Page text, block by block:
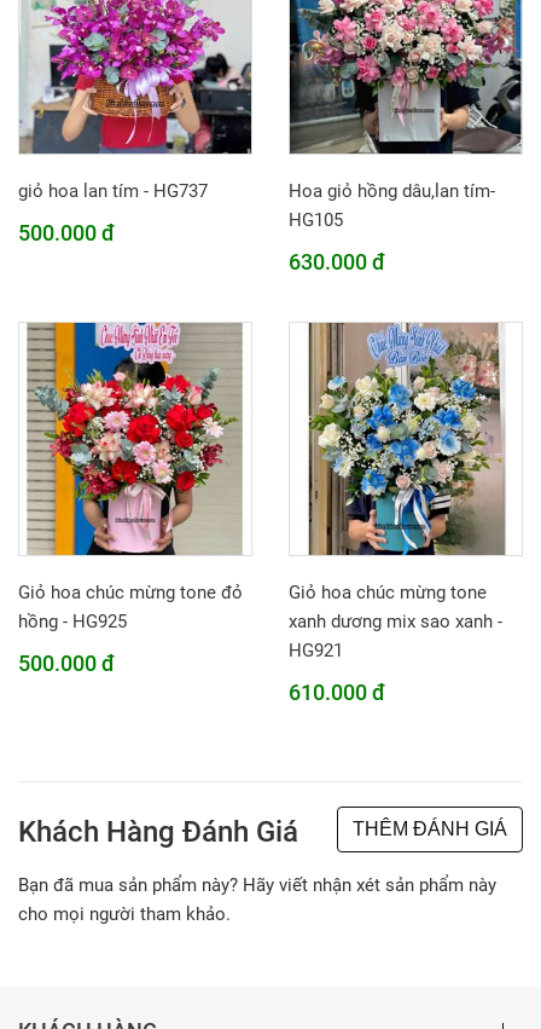
giỏ hoa lan tím - HG737
500.000 đ
Hoa giỏ hồng dâu,lan tím-
HG105
630.000 đ
Giỏ hoa chúc mừng tone đỏ
hồng - HG925
500.000 đ
Giỏ hoa chúc mừng tone
xanh dương mix sao xanh -
HG921
610.000 đ
Khách Hàng Đánh Giá THÊM ĐÁNH GIÁ
Bạn đã mua sản phẩm này? Hãy viết nhận xét sản phẩm này
cho mọi người tham khảo.